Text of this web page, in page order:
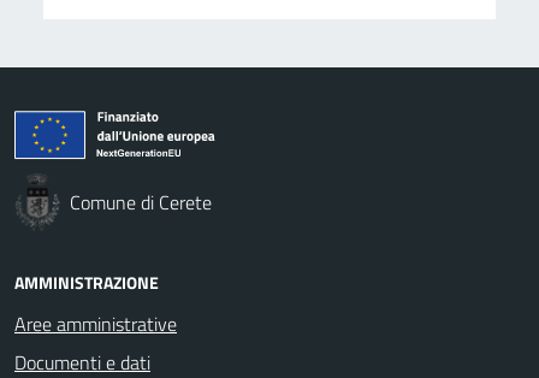
Comune di Cerete
AMMINISTRAZIONE
Aree amministrative
Documenti e dati